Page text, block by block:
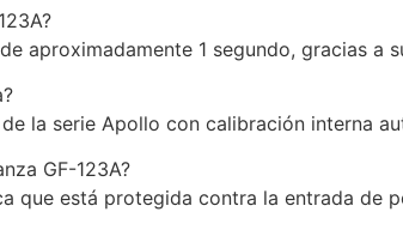
aproximadamente 1 segundo, gracias
la serie Apollo con calibración interna
GF-123A?
que está protegida contra la entrada de